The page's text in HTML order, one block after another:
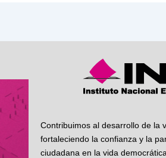
Contribuimos al desarrollo de la
fortaleciendo la confianza y la
ciudadana en la vida